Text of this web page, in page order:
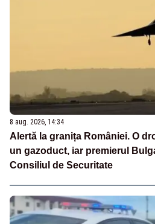
8 aug. 2026, 14:34
Alertă la granița României. O
un gazoduct, iar premierul
Consiliul de Securitate